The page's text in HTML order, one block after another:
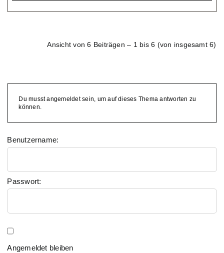
Ansicht von 6 Beiträgen – 1 bis 6 (von insgesamt 6)
Du musst angemeldet sein, um auf dieses Thema antworten zu
können.
Benutzername:
Passwort:
Angemeldet bleiben